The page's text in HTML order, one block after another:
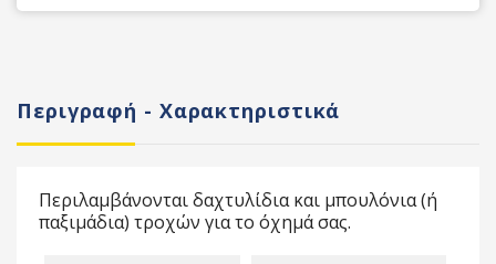
Περιγραφή - Χαρακτηριστικά
Περιλαμβάνονται δαχτυλίδια και μπουλόνια (ή
παξιμάδια) τροχών για το όχημά σας.